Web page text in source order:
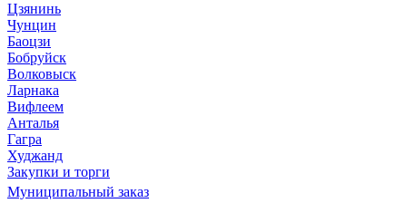
Цзянинь
Чунцин
Баоцзи
Бобруйск
Волковыск
Ларнака
Вифлеем
Анталья
Гагра
Худжанд
Закупки и торги
Муниципальный заказ